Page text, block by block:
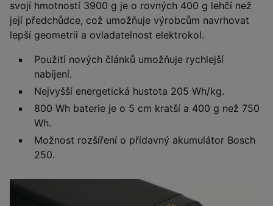
svojí hmotností 3900 g je o rovných 400 g lehčí než
její předchůdce, což umožňuje výrobcům navrhovat
lepší geometrii a ovladatelnost elektrokol.
Použití nových článků umožňuje rychlejší
nabíjení.
Nejvyšší energetická hustota 205 Wh/kg.
800 Wh baterie je o 5 cm kratší a 400 g než 750
Wh.
Možnost rozšíření o přídavný akumulátor Bosch
250.